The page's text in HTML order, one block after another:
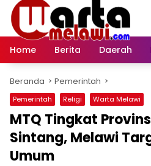
Langsung
konten
Home
Berita Daerah
Beranda Pemerintah
Pemerintah Religi Warta Melawi
MTQ Tingkat
Sintang, Melawi
Umum